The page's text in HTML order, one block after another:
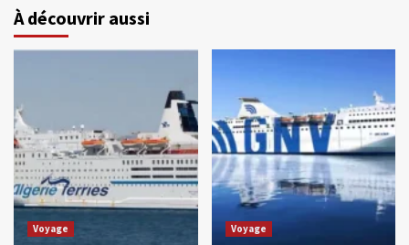
À découvrir aussi
Voyage Voyage